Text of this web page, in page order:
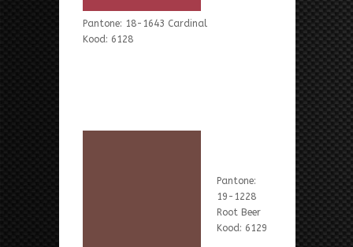
Pantone: 18-1643 Cardinal
Kood: 6128
Pantone:
19-1228
Root Beer
Kood: 6129